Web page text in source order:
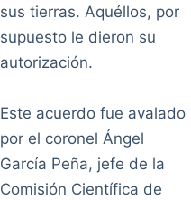
sus tierras. Aquéllos, por
supuesto le dieron su
autorización.
Este acuerdo fue avalado
por el coronel Ángel
García Peña, jefe de la
Comisión Científica de